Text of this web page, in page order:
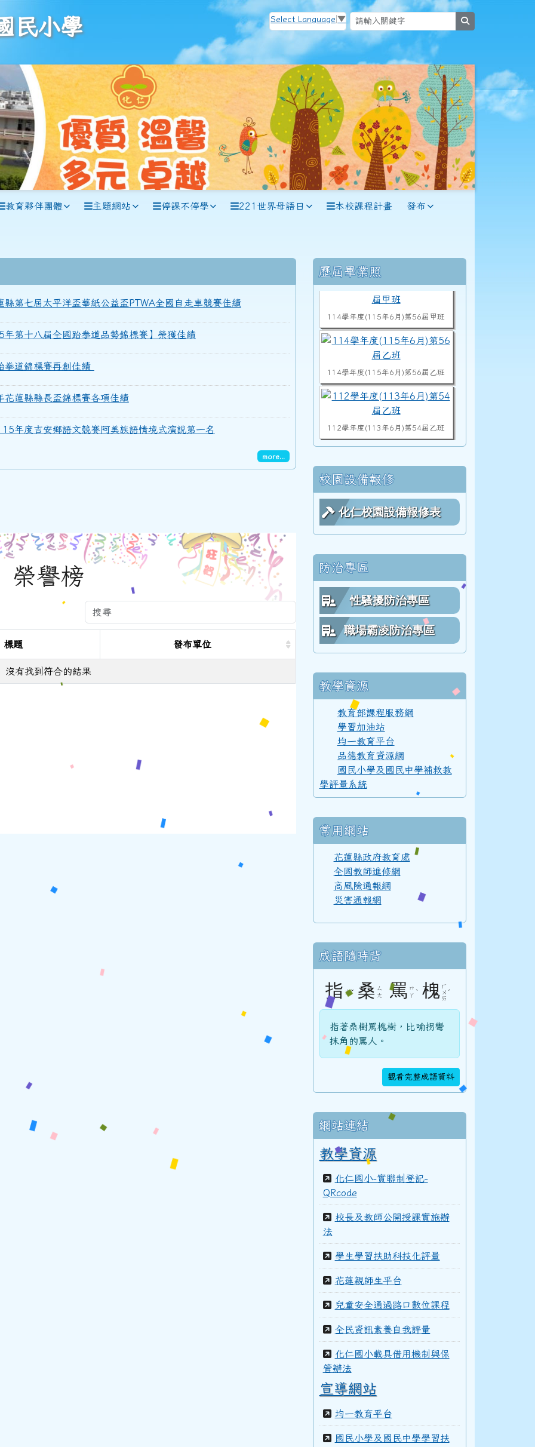
民小學 Select Language ▼
教育夥伴團體 主題網站 停課不停學 221世界母語日 本校課程計畫 發布
第七屆太平洋盃華紙公益盃PTWA全國自走車競賽佳績
第十八屆全國跆拳道品勢錦標賽】榮獲佳績
道錦標賽再創佳績
蓮縣縣長盃錦標賽各項佳績
年度吉安鄉語文競賽阿美族語情境式演說第一名
more...
榮譽榜
標題 發布單位
沒有找到符合的結果
右邊區域內容
歷屆畢業照
114學年度(115年6月)第56屆甲班
114學年度(115年6月)第56屆乙班
112學年度(113年6月)第54屆乙班
113學度(114年6月)第55屆教師
112學年度(113年6月)第54屆教師
111學年度(112年6月)第53屆乙班
111學年度(112年6月)第53屆甲班
111學年度(112年6月)第53屆教師
110學年度(111年6月)第52屆乙班
110學年度(111年6月)第52屆甲班
110學年度(111年6月)第52屆教師
108學年度(109年6月)第50屆教師
106學年度(107年6月)第48屆教師
105學年度(106年6月)第47屆教師
104學年度(105年6月)第46屆教師
100學年度(101年6月)第41屆乙班
100學年度(101年6月)第41屆甲班
校園設備報修
化仁校園設備報修表
防治專區
性騷擾防治專區
職場霸凌防治專區
教學資源
教育部課程服務網
學習加油站
均一教育平台
品德教育資源網
國民小學及國民中學補救教
學評量系統
常用網站
花蓮縣政府教育處
全國教師進修網
高風險通報網
災害通報網
成語隨時背
指 ㄓˇ 桑 ㄙ
ㄤ
罵 ㄇ
ㄚ ˋ 槐 ㄏ
ㄨ
ㄞ
ˊ
指著桑樹罵槐樹，比喻拐彎
抹角的罵人。
觀看完整成語資料
網站連結
教學資源
化仁國小-實聯制登記-
QRcode
校長及教師公開授課實施辦
法
學生學習扶助科技化評量
花蓮親師生平台
兒童安全通過路口數位課程
全民資訊素養自我評量
化仁國小載具借用機制與保
管辦法
宣導網站
均一教育平台
國民小學及國民中學學習扶